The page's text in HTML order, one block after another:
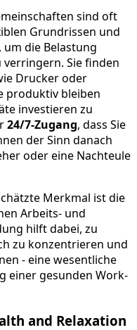
sind oft
Grundrissen und
die Belastung
Sie finden
Drucker oder
produktiv bleiben
investieren zu
24/7-Zugang, dass Sie
der Sinn danach
oder eine Nachteule
Merkmal ist die
Arbeits- und
hilft dabei, zu
zu konzentrieren und
- eine wesentliche
einer gesunden Work-
and Relaxation